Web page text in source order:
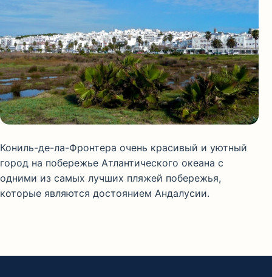
Кониль-де-ла-Фронтера очень красивый и уютный
город на побережье Атлантического океана с
одними из самых лучших пляжей побережья,
которые являются достоянием Андалусии.